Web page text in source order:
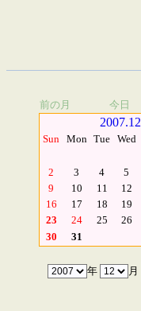
前の月 今日
2007.12
Sun Mon Tue Wed
2
3 4 5
9
10 11 12
16
17 18 19
23
24 25 26
30
31
年 月